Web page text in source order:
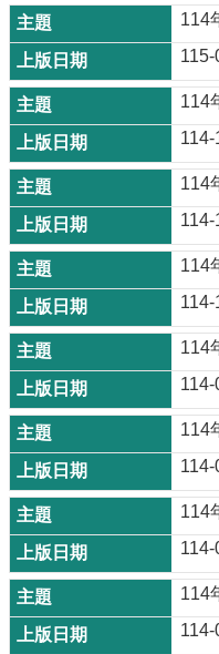
114
115-
114
114
114-
114
114-
114
114-
114
114
114-
114
114-